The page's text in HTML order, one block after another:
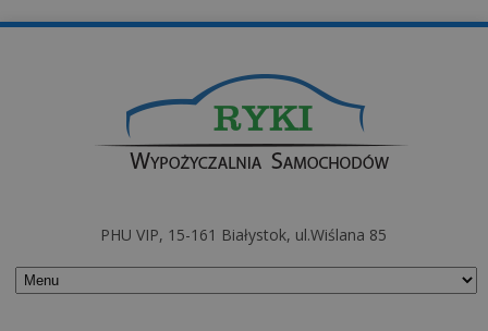
PHU VIP, 15-161 Białystok, ul.Wiślana 85